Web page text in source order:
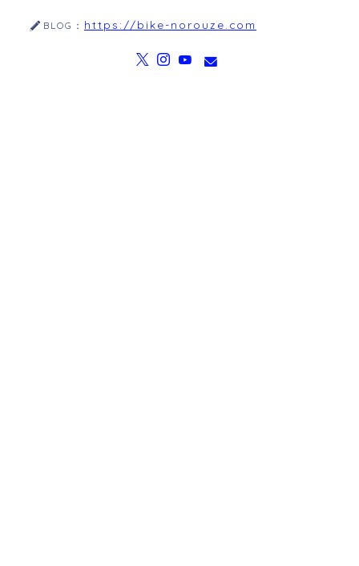
BLOG： https://bike-norouze.com